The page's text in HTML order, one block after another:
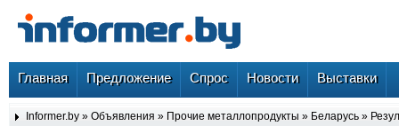
Главная Предложение Спрос Новости Выставки
Informer.by » Объявления » Прочие металлопродукты » Беларусь »